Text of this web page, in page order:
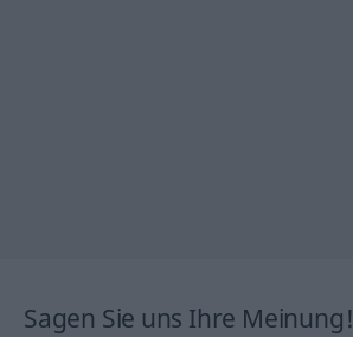
Sagen Sie uns Ihre Meinung!